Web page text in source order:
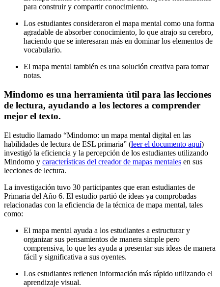
para construir y compartir conocimiento.
Los estudiantes consideraron el mapa mental como una forma
agradable de absorber conocimiento, lo que atrajo su cerebro,
haciendo que se interesaran más en dominar los elementos de
vocabulario.
El mapa mental también es una solución creativa para tomar
notas.
Mindomo es una herramienta útil para las lecciones
de lectura, ayudando a los lectores a comprender
mejor el texto.
El estudio llamado “Mindomo: un mapa mental digital en las
habilidades de lectura de ESL primaria” (leer el documento aquí)
investigó la eficiencia y la percepción de los estudiantes utilizando
Mindomo y características del creador de mapas mentales en sus
lecciones de lectura.
La investigación tuvo 30 participantes que eran estudiantes de
Primaria del Año 6. El estudio partió de ideas ya comprobadas
relacionadas con la eficiencia de la técnica de mapa mental, tales
como:
El mapa mental ayuda a los estudiantes a estructurar y
organizar sus pensamientos de manera simple pero
comprensiva, lo que les ayuda a presentar sus ideas de manera
fácil y significativa a sus oyentes.
Los estudiantes retienen información más rápido utilizando el
aprendizaje visual.